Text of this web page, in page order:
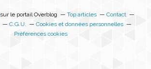
sur le portail Overblog Top articles
Contact
C.G.U.
Cookies et données personnelles
Préférences cookies